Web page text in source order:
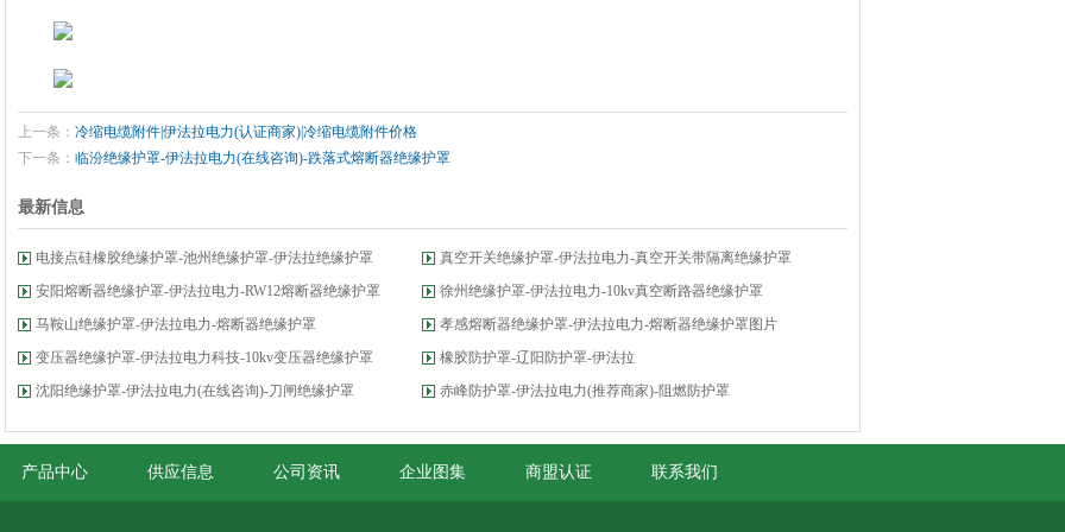
上一条： 冷缩电缆附件|伊法拉电力(认证商家)|冷缩电缆附件价格
下一条： 临汾绝缘护罩-伊法拉电力(在线咨询)-跌落式熔断器绝缘护罩
最新信息
电接点硅橡胶绝缘护罩-池州绝缘护罩-伊法拉绝缘护罩
真空开关绝缘护罩-伊法拉电力-真空开关带隔离绝缘护罩
安阳熔断器绝缘护罩-伊法拉电力-RW12熔断器绝缘护罩
徐州绝缘护罩-伊法拉电力-10kv真空断路器绝缘护罩
马鞍山绝缘护罩-伊法拉电力-熔断器绝缘护罩
孝感熔断器绝缘护罩-伊法拉电力-熔断器绝缘护罩图片
变压器绝缘护罩-伊法拉电力科技-10kv变压器绝缘护罩
橡胶防护罩-辽阳防护罩-伊法拉
沈阳绝缘护罩-伊法拉电力(在线咨询)-刀闸绝缘护罩
赤峰防护罩-伊法拉电力(推荐商家)-阻燃防护罩
产品中心 供应信息 公司资讯 企业图集 商盟认证 联系我们